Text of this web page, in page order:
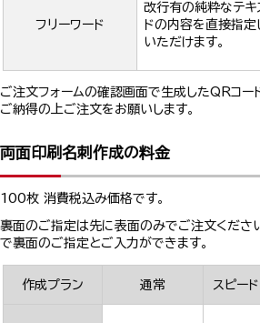
フリーワード
改行有の純粋なテキ
ドの内容を直接指
いただけます。
ご注文フォームの確認画面で生成したQRコー
ご納得の上ご注文をお願いします。
両面印刷名刺作成の料金
100枚 消費税込み価格です。
裏面のご指定は先に表面のみでご注文くださ
で裏面のご指定とご入力ができます。
作成プラン 通常 スピー